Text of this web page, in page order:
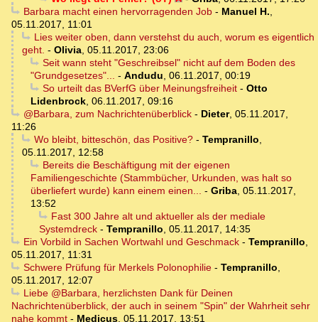
Barbara macht einen hervorragenden Job- Manuel H.,
05.11.2017, 11:01
Lies weiter oben, dann verstehst du auch, worum es eigentlich
geht. - Olivia, 05.11.2017, 23:06
Seit wann steht "Geschreibsel" nicht auf dem Boden des
"Grundgesetzes"... - Andudu, 06.11.2017, 00:19
So urteilt das BVerfG über Meinungsfreiheit- Otto
Lidenbrock, 06.11.2017, 09:16
@Barbara, zum Nachrichtenüberblick- Dieter, 05.11.2017,
11:26
Wo bleibt, bitteschön, das Positive?- Tempranillo,
05.11.2017, 12:58
Bereits die Beschäftigung mit der eigenen
Familiengeschichte (Stammbücher, Urkunden, was halt so
überliefert wurde) kann einem einen... - Griba, 05.11.2017,
13:52
Fast 300 Jahre alt und aktueller als der mediale
Systemdreck - Tempranillo, 05.11.2017, 14:35
Ein Vorbild in Sachen Wortwahl und Geschmack- Tempranillo,
05.11.2017, 11:31
Schwere Prüfung für Merkels Polonophilie- Tempranillo,
05.11.2017, 12:07
Liebe @Barbara, herzlichsten Dank für Deinen
Nachrichtenüberblick, der auch in seinem "Spin" der Wahrheit sehr
nahe kommt - Medicus, 05.11.2017, 13:51